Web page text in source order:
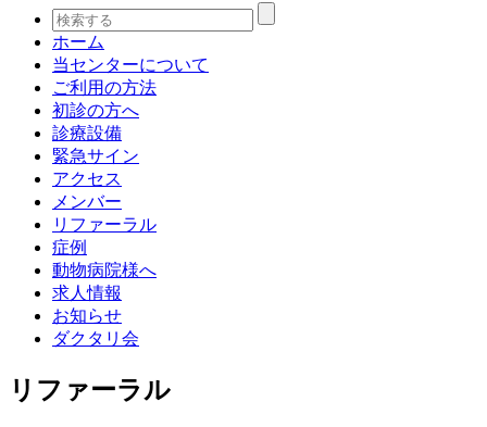
検
索:
ホーム
当センターについて
ご利用の方法
初診の方へ
診療設備
緊急サイン
アクセス
メンバー
リファーラル
症例
動物病院様へ
求人情報
お知らせ
ダクタリ会
リファーラル